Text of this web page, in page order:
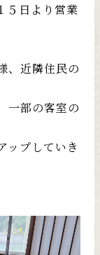
５日より営業
、近隣住民の
一部の客室の
ップしていき